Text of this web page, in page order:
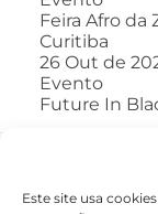
Este site usa
Feira Afro da
Curitiba
26 Out de
Evento
Future In